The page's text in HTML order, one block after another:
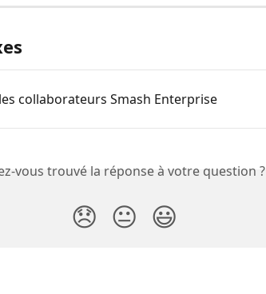
collaborateurs Smash Enterprise
vous trouvé la réponse à votre question ?
😞 😐 😃